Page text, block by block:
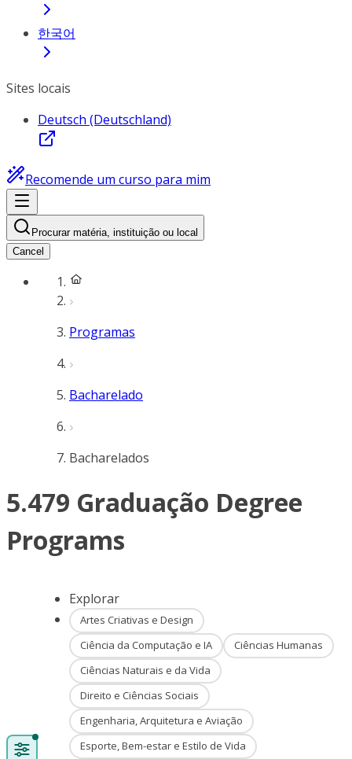
한국어
Sites locais
Deutsch (Deutschland)
Recomende um curso para mim
Procurar matéria, instituição ou local
Cancel
Programas
Bacharelado
Bacharelados
5.479 Graduação Degree
Programs
Explorar
Artes Criativas e Design
Ciência da Computação e IA
Ciências Humanas
Ciências Naturais e da Vida
Direito e Ciências Sociais
Engenharia, Arquitetura e Aviação
Esporte, Bem-estar e Estilo de Vida